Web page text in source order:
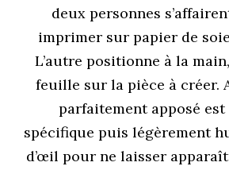
deux personnes
imprimer sur papier de
L’autre positionne à la
feuille sur la pièce à créer.
parfaitement apposé est
spécifique puis légèrement
d’œil pour ne laisser